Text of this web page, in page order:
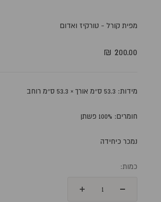
מפית קורל - טורקיז ואדום
מחיר מבצע
200.00 ₪
מידות:
חומרים:
נמכר כיחידה
כמות: